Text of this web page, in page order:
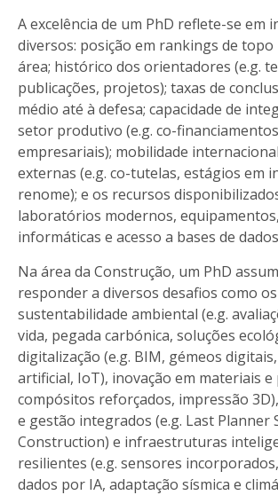
A excelência de um PhD reflete-se em
diversos: posição em rankings de
área; histórico dos orientadores (e.g.
publicações, projetos); taxas de
médio até à defesa; capacidade de
setor produtivo (e.g. co-
empresariais); mobilidade
externas (e.g. co-tutelas, estágios em
renome); e os recursos
laboratórios modernos,
informáticas e acesso a bases de
Na área da Construção, um PhD
responder a diversos desafios como
sustentabilidade ambiental (e.g.
vida, pegada carbónica, soluções
digitalização (e.g. BIM, gémeos
artificial, IoT), inovação em materiais e
compósitos reforçados, impressão
e gestão integrados (e.g. Last Planner
Construction) e infraestruturas
resilientes (e.g. sensores
dados por IA, adaptação sísmica e